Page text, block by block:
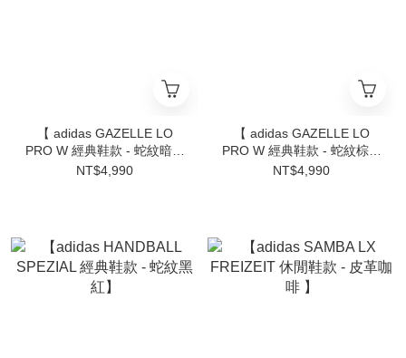
【 adidas GAZELLE LO
PRO W 經典鞋款 - 蛇紋暗銅
棕 】
NT$4,990
【 adidas GAZELLE LO
PRO W 經典鞋款 - 蛇紋棕米
】
NT$4,990